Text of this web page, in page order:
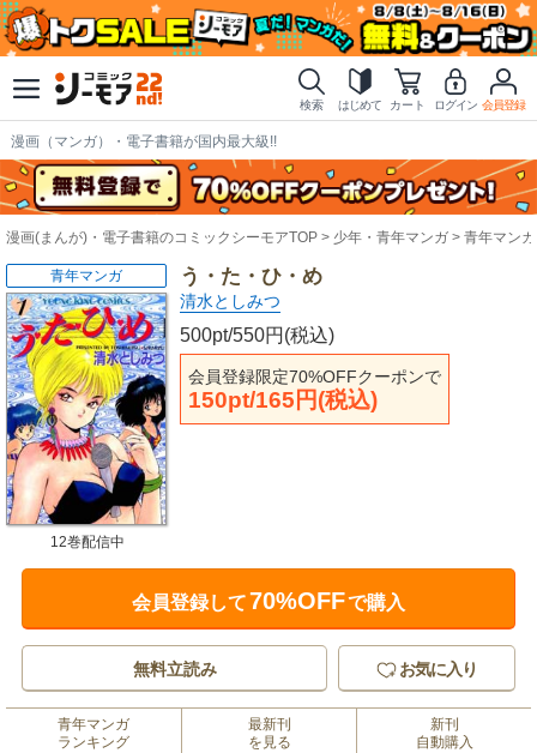
検索 はじめて カート ログイン 会員登録
漫画（マンガ）・電子書籍が国内最大級!!
漫画(まんが)・電子書籍のコミックシーモアTOP 少年・青年マンガ 青年マンガ
う・た・ひ・め
清水としみつ
500pt/550円(税込)
会員登録限定70%OFFクーポンで
150pt/165円(税込)
青年マンガ
12巻配信中
会員登録して70%OFFで購入
無料立読み お気に入り
青年マンガ
ランキング
最新刊
を見る
新刊
自動購入